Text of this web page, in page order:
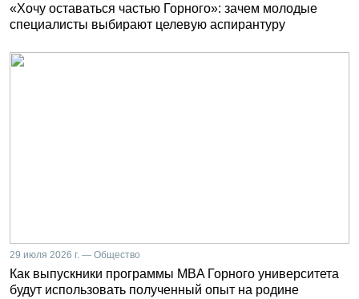
«Хочу оставаться частью Горного»: зачем молодые
специалисты выбирают целевую аспирантуру
29 июля 2026 г. — Общество
Как выпускники программы MBA Горного университета
будут использовать полученный опыт на родине